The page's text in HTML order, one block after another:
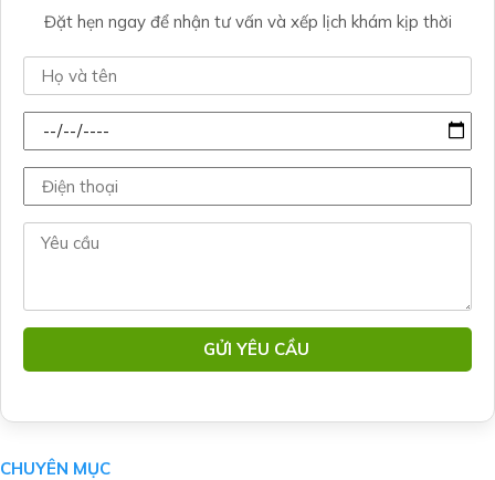
Đặt hẹn ngay để nhận tư vấn và xếp lịch khám kịp thời
CHUYÊN MỤC